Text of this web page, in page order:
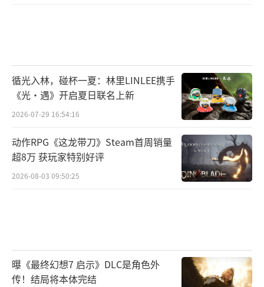
循光入林，碰杯一夏：林里LINLEE携手
《光·遇》开启夏日联名上新
2026-07-29 16:54:16
动作RPG《这龙带刀》Steam首周销量
超8万 获玩家特别好评
2026-08-03 09:50:25
曝《最终幻想7 启示》DLC是角色外
传！结局将本体完结